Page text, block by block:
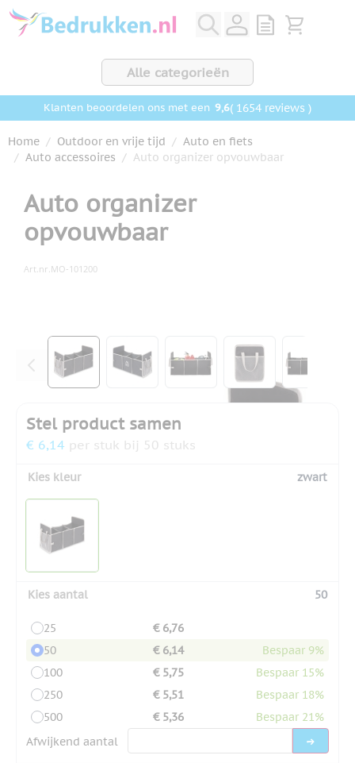
Ga naar de inhoud
View quote,
Bekijk
Alle categorieën
Klanten beoordelen ons met een 9,6( 1654 reviews )
Home / Outdoor en vrije tijd / Auto en fiets
/ Auto accessoires / Auto organizer opvouwbaar
Auto organizer
opvouwbaar
Art.nr. MO-101200
View larger imageView larger imageView larger image
View larger
Stel product samen
€ 6,14 per stuk bij 50 stuks
Kies kleur zwart
Kies aantal 50
25
€ 6,76
50
€ 6,14
Bespaar 9%
100
€ 5,75
Bespaar 15%
250
€ 5,51
Bespaar 18%
500
€ 5,36
Bespaar 21%
Afwijkend aantal